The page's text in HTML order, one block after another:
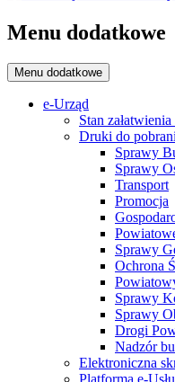
Menu dodatkowe
Menu dodatkowe
e-Urząd
Stan
Druki do
Sprawy
Sprawy
Transport
Promocja
Sprawy
Ochrona
Sprawy
Sprawy
Drogi
Nadzór
Elektroniczna
Platforma e-